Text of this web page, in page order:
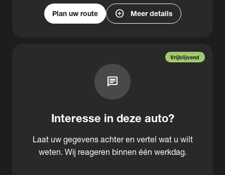
Plan uw route add_circle Meer details
Vrijblijvend
chat
Interesse in deze auto?
Laat uw gegevens achter en vertel wat u wilt
weten. Wij reageren binnen één werkdag.